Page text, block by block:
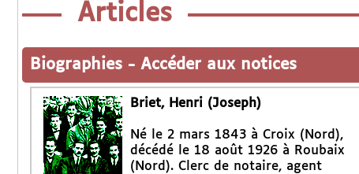
Articles
Biographies - Accéder aux notices
Briet, Henri (Joseph)
Né le 2 mars 1843 à Croix (Nord),
décédé le 18 août 1926 à Roubaix
(Nord). Clerc de notaire, agent